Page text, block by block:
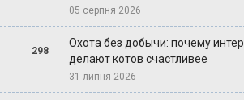
05 серпня 2026
298
Охота без добычи: почему
делают котов счастливее
31 липня 2026